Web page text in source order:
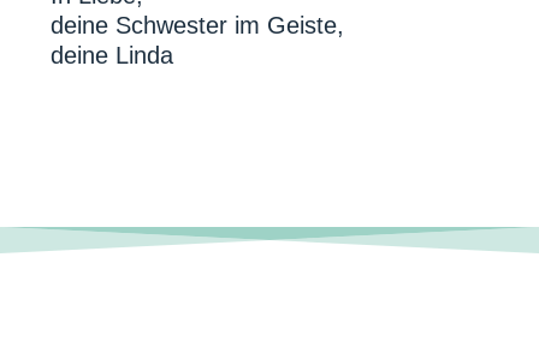
deine Schwester im Geiste,
deine Linda